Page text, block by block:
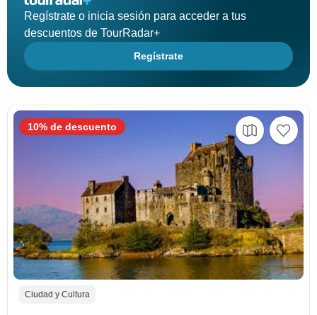
Regístrate o inicia sesión para acceder a tus
descuentos de TourRadar+
Regístrate
Ciudad y Cultura
10% de descuento